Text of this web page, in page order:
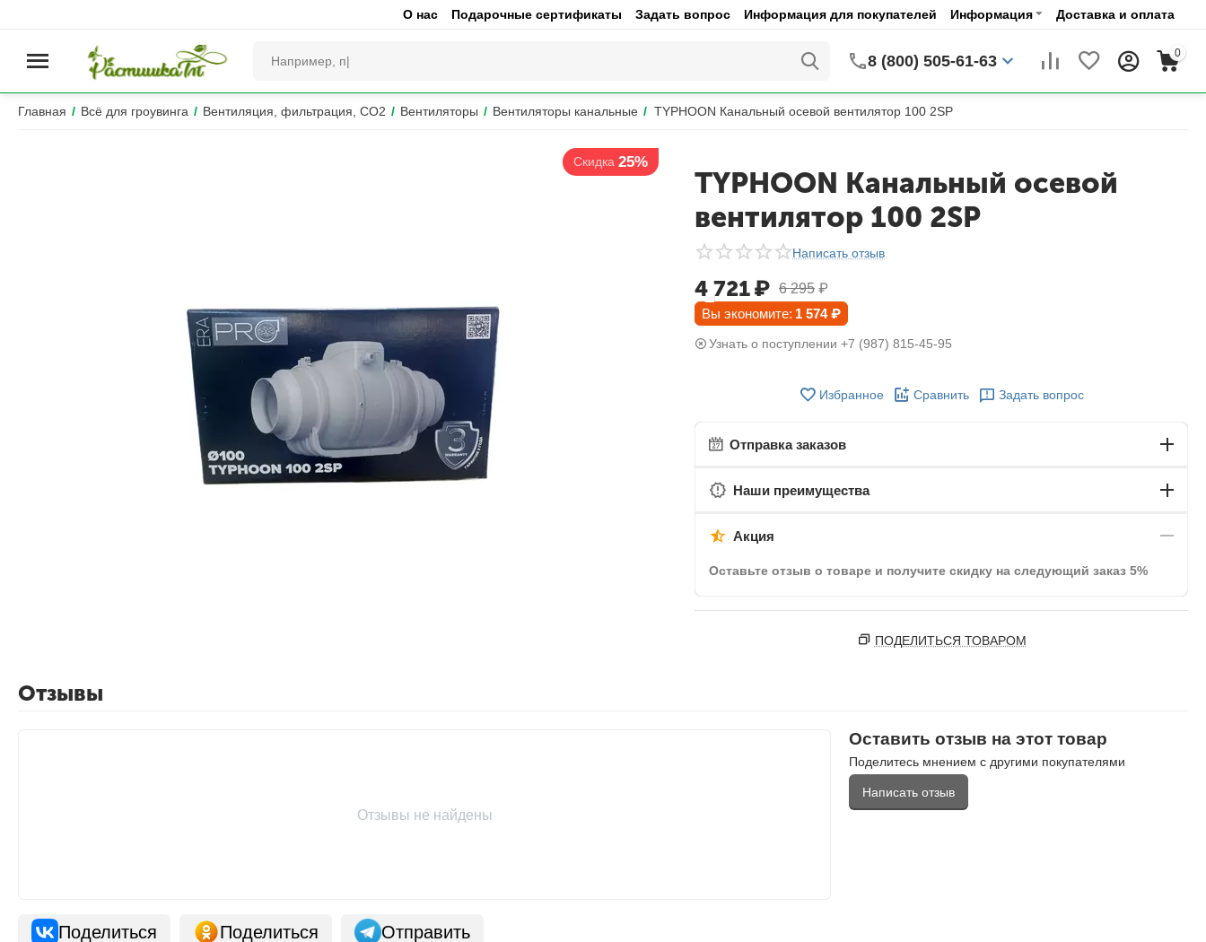
О нас Подарочные сертификаты Задать вопрос Информация для покупателей Информация Доставка и оплата
8 (800) 505-61-63 0
Главная / Всё для гроувинга / Вентиляция, фильтрация, CO2 / Вентиляторы / Вентиляторы канальные / TYPHOON Канальный осевой вентилятор 100 2SP
TYPHOON Канальный осевой
вентилятор 100 2SP
Написать отзыв
4 721₽ 6 295 ₽
Вы экономите: 1 574 ₽
Узнать о поступлении +7 (987) 815-45-95
Избранное Сравнить Задать вопрос
Отправка заказов
Наши преимущества
Акция
Оставьте отзыв о товаре и получите скидку на следующий заказ 5%
ПОДЕЛИТЬСЯ ТОВАРОМ
Отзывы
Отзывы не найдены
Оставить отзыв на этот товар
Поделитесь мнением с другими покупателями
Написать отзыв
Поделиться Поделиться Отправить